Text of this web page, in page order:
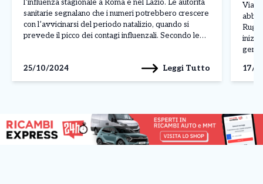
l’influenza stagionale a Roma e nel Lazio. Le autorità
sanitarie segnalano che i numeri potrebbero crescere
con l’avvicinarsi del periodo natalizio, quando si
prevede il picco dei contagi influenzali. Secondo le
25/10/2024
Leggi Tutto
Via
17/